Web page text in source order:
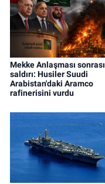
Mekke Anlaşması sonrası
saldırı: Husiler Suudi
Arabistan'daki Aramco
rafinerisini vurdu